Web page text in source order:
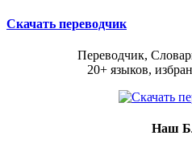
Скачать переводчик
Переводчик,
20+ языков,
Наш